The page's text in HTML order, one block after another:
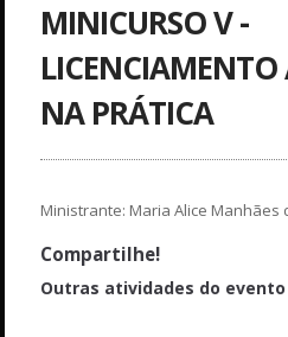
MINICURSO V -
NA PRÁTICA
Ministrante: Maria Alice Manhães
Compartilhe!
Outras atividades do evento